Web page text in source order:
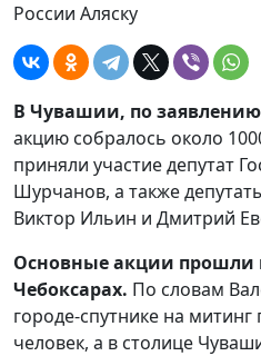
России Аляску
В Чувашии, по
акцию собралось около
приняли участие депутат
Шурчанов, а также
Виктор Ильин и Дмитрий
Основные акции прошли
Чебоксарах. По словам
городе-спутнике на
человек, а в столице